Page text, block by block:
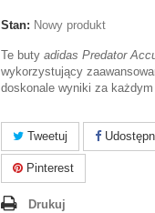
Stan: Nowy produkt
Te buty adidas Predator
wykorzystujący
doskonale wyniki za
Tweetuj
Pinterest
Drukuj